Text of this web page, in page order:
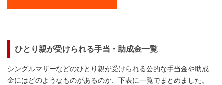
ひとり親が受けられる手当・助成金一覧
シングルマザーなどのひとり親が受けられる公的な手当金や助成
金にはどのようなものがあるのか、下表に一覧でまとめました。